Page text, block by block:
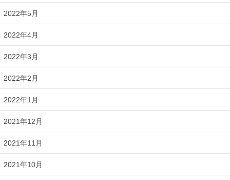
2022年5月
2022年4月
2022年3月
2022年2月
2022年1月
2021年12月
2021年11月
2021年10月